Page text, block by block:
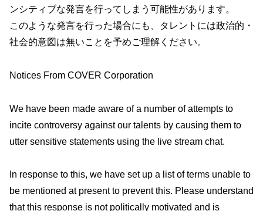
ンシティブな発言を行ってしまう可能性があります。
このような発言を行った場合にも、タレントには政治的・
社会的意図は無いことを予めご理解ください。
Notices From COVER Corporation
We have been made aware of a number of attempts to
incite controversy against our talents by causing them to
utter sensitive statements using the live stream chat.
In response to this, we have set up a list of terms unable to
be mentioned at present to prevent this. Please understand
that this response is not politically motivated and is